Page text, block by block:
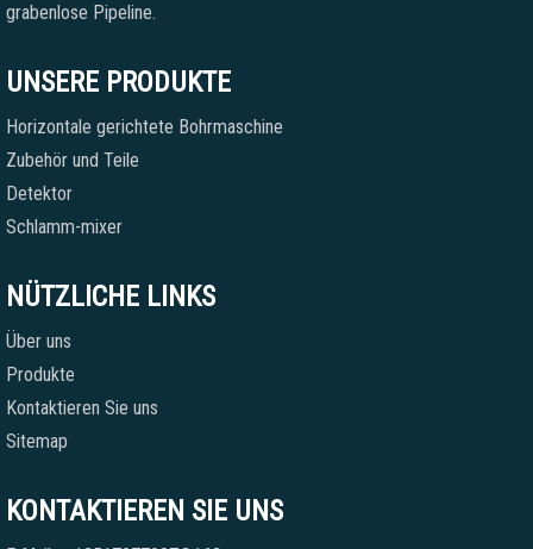
grabenlose Pipeline.
UNSERE PRODUKTE
Horizontale gerichtete Bohrmaschine
Zubehör und Teile
Detektor
Schlamm-mixer
NÜTZLICHE LINKS
Über uns
Produkte
Kontaktieren Sie uns
Sitemap
KONTAKTIEREN SIE UNS